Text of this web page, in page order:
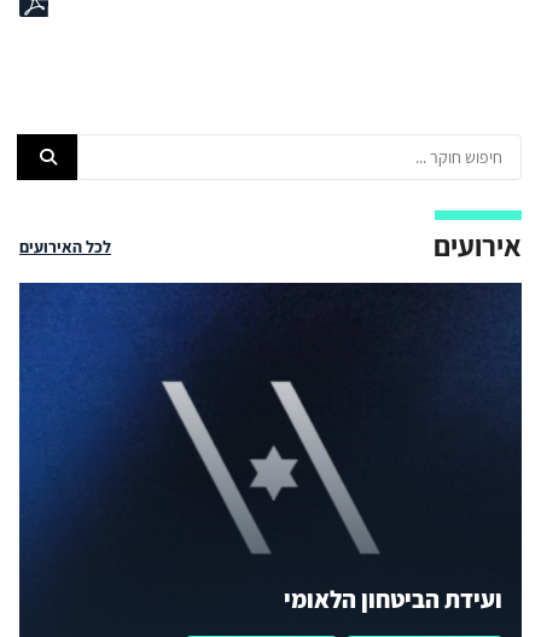
אירועים לכל האירועים
ועידת הביטחון הלאומי